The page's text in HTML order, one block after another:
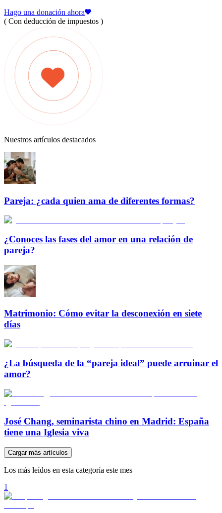
Hago una donación ahora
( Con deducción de impuestos )
Nuestros artículos destacados
Pareja: ¿cada quien ama de diferentes formas?
¿Conoces las fases del amor en una relación de
pareja?
Matrimonio: Cómo evitar la desconexión en siete
días
¿La búsqueda de la “pareja ideal” puede arruinar el
amor?
José Chang, seminarista chino en Madrid: España
tiene una Iglesia viva
Cargar más artículos
Los más leídos en esta categoría este mes
1